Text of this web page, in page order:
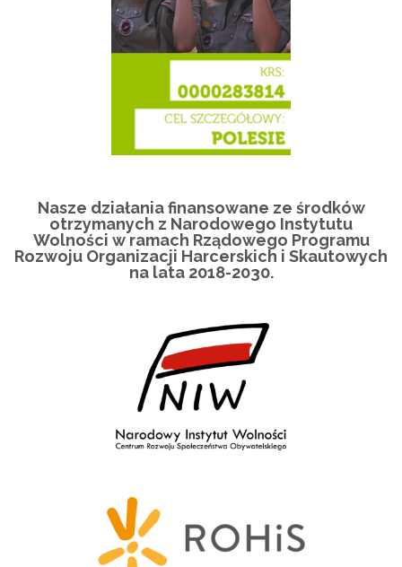
Nasze działania finansowane ze środków
otrzymanych z Narodowego Instytutu
Wolności w ramach Rządowego Programu
Rozwoju Organizacji Harcerskich i Skautowych
na lata 2018-2030.